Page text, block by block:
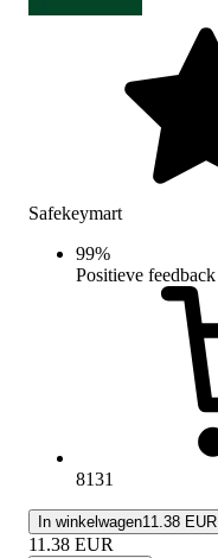
Safekeymart
99%
Positieve feedback
8131
In winkelwagen11.38 EUR
11.38 EUR